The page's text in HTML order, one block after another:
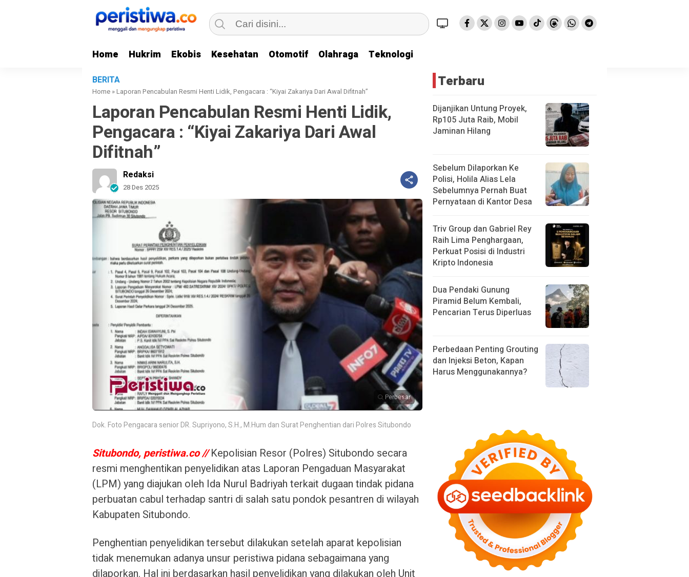
Home Hukrim Ekobis Kesehatan Otomotif Olahraga Teknologi
BERITA
Home »Laporan Pencabulan Resmi Henti Lidik, Pengacara : “Kiyai Zakariya Dari Awal Difitnah”
Laporan Pencabulan Resmi Henti Lidik,
Pengacara : “Kiyai Zakariya Dari Awal
Difitnah”
Redaksi
28 Des 2025
Perbesar
Dok. Foto Pengacara senior DR. Supriyono, S.H., M.Hum dan Surat Penghentian dari Polres Situbondo
Situbondo, peristiwa.co // Kepolisian Resor (Polres) Situbondo secara
resmi menghentikan penyelidikan atas Laporan Pengaduan Masyarakat
(LPM) yang diajukan oleh Ida Nurul Badriyah terkait dugaan tindak pidana
perbuatan cabul terhadap santri di salah satu pondok pesantren di wilayah
Kabupaten Situbondo.
Penghentian penyelidikan tersebut dilakukan setelah aparat kepolisian
tidak menemukan adanya unsur peristiwa pidana sebagaimana yang
dilaporkan. Hal ini berdasarkan hasil penyelidikan yang dilakukan oleh Unit
Terbaru
Dijanjikan Untung Proyek,
Rp105 Juta Raib, Mobil
Jaminan Hilang
Sebelum Dilaporkan Ke
Polisi, Holila Alias Lela
Sebelumnya Pernah Buat
Pernyataan di Kantor Desa
Triv Group dan Gabriel Rey
Raih Lima Penghargaan,
Perkuat Posisi di Industri
Kripto Indonesia
Dua Pendaki Gunung
Piramid Belum Kembali,
Pencarian Terus Diperluas
Perbedaan Penting Grouting
dan Injeksi Beton, Kapan
Harus Menggunakannya?